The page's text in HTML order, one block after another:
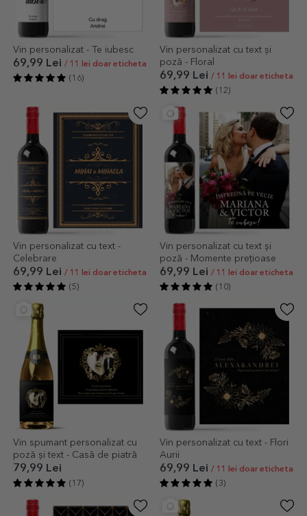
Vin personalizat - Te iubesc
69,99 Lei / 11 lei doar eticheta
(16)
Vin personalizat cu text și
poză - Floral
69,99 Lei / 11 lei doar eticheta
(12)
Vin personalizat cu text -
Celebrare
69,99 Lei / 11 lei doar eticheta
(5)
Vin personalizat cu text și
poză - Momente prețioase
69,99 Lei / 11 lei doar eticheta
(10)
Vin spumant personalizat cu
poză și text - Casă de piatră
79,99 Lei
(17)
Vin personalizat cu text - Flori
Aurii
69,99 Lei / 11 lei doar eticheta
(3)